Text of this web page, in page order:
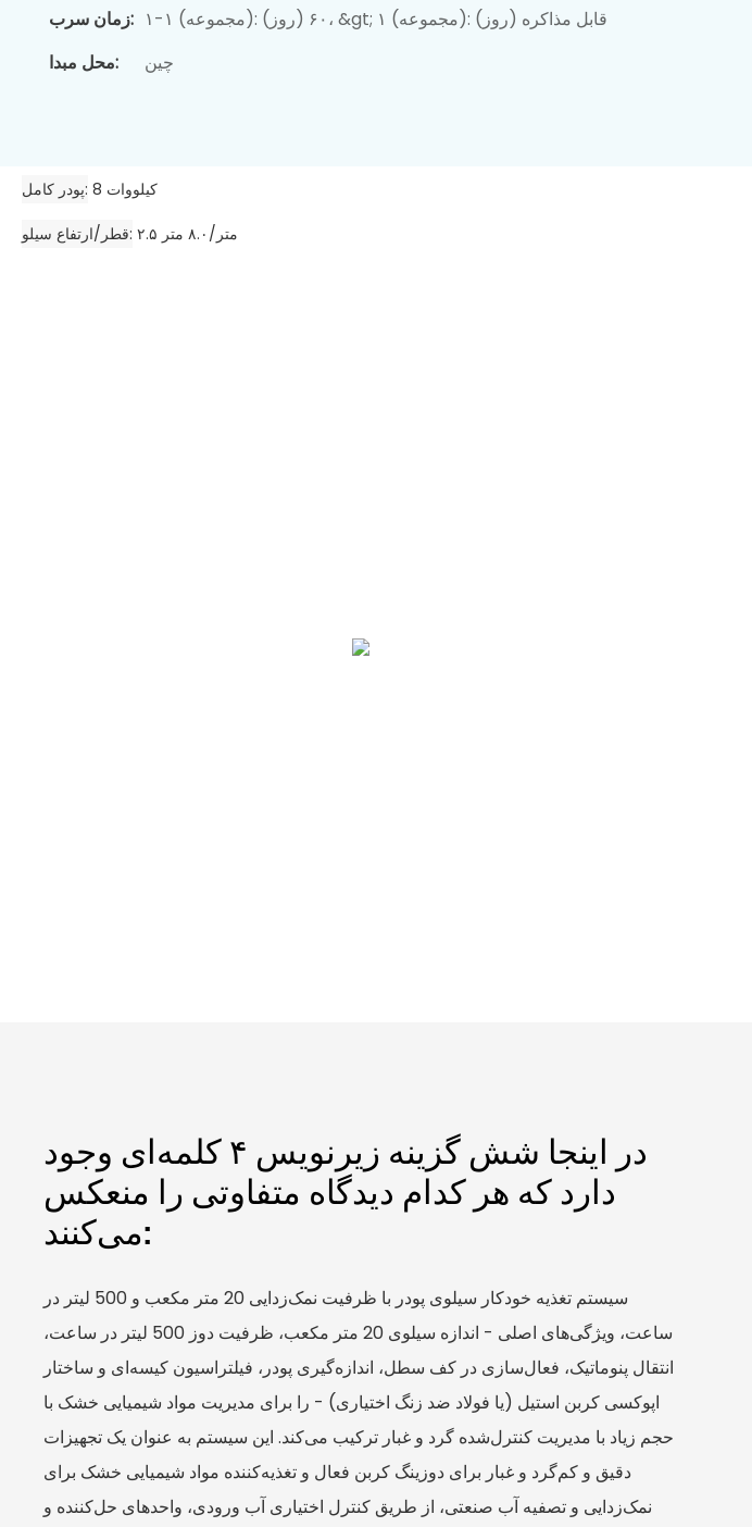
زمان سرب:
۱-۱ (مجموعه): ۶۰ (روز)، &gt; ۱ (مجموعه): قابل مذاکره (روز)
محل مبدا:
چین
پودر کامل 8 کیلووات
قطر/ارتفاع سیلو ۲.۵ متر/۸.۰ متر
در اینجا شش گزینه زیرنویس ۴ کلمه‌ای وجود
دارد که هر کدام دیدگاه متفاوتی را منعکس
می‌کنند:
سیستم تغذیه خودکار سیلوی پودر با ظرفیت نمک‌زدایی 20 متر مکعب و 500 لیتر در
ساعت، ویژگی‌های اصلی - اندازه سیلوی 20 متر مکعب، ظرفیت دوز 500 لیتر در ساعت،
انتقال پنوماتیک، فعال‌سازی در کف سطل، اندازه‌گیری پودر، فیلتراسیون کیسه‌ای و ساختار
اپوکسی کربن استیل (یا فولاد ضد زنگ اختیاری) - را برای مدیریت مواد شیمیایی خشک با
حجم زیاد با مدیریت کنترل‌شده گرد و غبار ترکیب می‌کند. این سیستم به عنوان یک تجهیزات
دقیق و کم‌گرد و غبار برای دوزینگ کربن فعال و تغذیه‌کننده مواد شیمیایی خشک برای
نمک‌زدایی و تصفیه آب صنعتی، از طریق کنترل اختیاری آب ورودی، واحدهای حل‌کننده و